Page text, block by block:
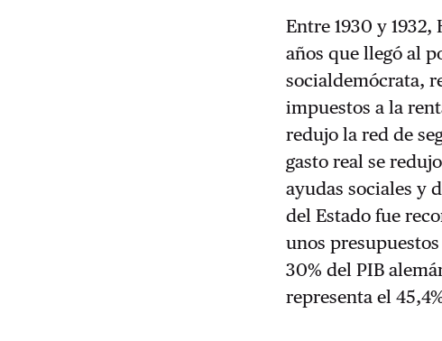
Entre 1930 y
años que llegó al
socialdemócrata,
impuestos a la
redujo la red de
gasto real se
ayudas sociales y
del Estado fue
unos
30% del PIB
representa el